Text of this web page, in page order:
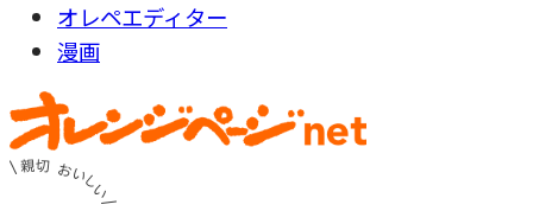
オレペエディター
漫画